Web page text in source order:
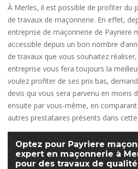
À Merles, il est possible de profiter du
de travaux de maçonnerie. En effet,
entreprise de maçonnerie de Payriere
accessible depuis un bon nombre
de travaux que vous souhaitez
entreprise vous fera toujours la
voulez profiter de ses prix bas,
devis qui vous sera parvenu en moins
ensuite par vous-même, en
autres prestataires présents dans
Optez pour Payriere
expert en maçonnerie à
pour des travaux de